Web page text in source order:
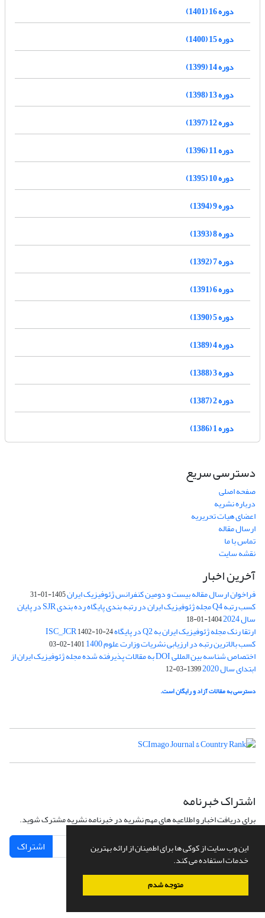
این وب سایت از کوکی ها برای اطمینان از ارائه بهترین
خدمات استفاده می کند.
متوجه شدم
دوره 16 (1401)
دوره 15 (1400)
دوره 14 (1399)
دوره 13 (1398)
دوره 12 (1397)
دوره 11 (1396)
دوره 10 (1395)
دوره 9 (1394)
دوره 8 (1393)
دوره 7 (1392)
دوره 6 (1391)
دوره 5 (1390)
دوره 4 (1389)
دوره 3 (1388)
دوره 2 (1387)
دوره 1 (1386)
دسترسی سریع
صفحه اصلی
درباره نشریه
اعضای هیات تحریریه
ارسال مقاله
تماس با ما
نقشه سایت
آخرین اخبار
فراخوان ارسال مقاله بیست و دومین کنفرانس ژئوفیزیک ایران1405-01-31
کسب رتبه Q4 مجله ژئوفیزیک ایران در رتبه بندی پایگاه رده بندی SJR در پایان
سال 2024 1404-01-18
ارتقا رنک مجله ژئوفیزیک ایران به Q2 در پایگاه ISC_JCR 1402-10-24
کسب بالاترین رتبه در ارزیابی نشریات وزارت علوم 1400 1401-02-03
اختصاص شناسه بین المللی DOI به مقالات پذیرفته شده مجله ژئوفیزیک ایران از
ابتدای سال 2020 1399-03-12
دسترسی به مقالات آزاد و رایگان است.
اشتراک خبرنامه
برای دریافت اخبار و اطلاعیه های مهم نشریه در خبرنامه نشریه مشترک شوید.
اشتراک
سامانه مدیریت نشریات علمی.طراحی و پیاده سازی ازسیناوب